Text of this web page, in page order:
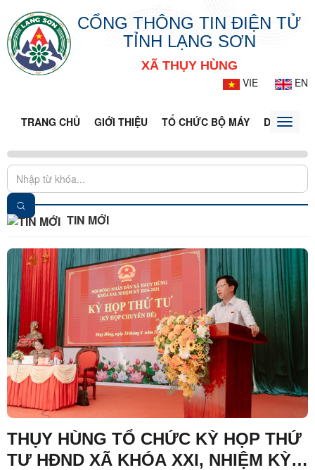
CỔNG THÔNG TIN ĐIỆN TỬ
TỈNH LẠNG SƠN
XÃ THỤY HÙNG
VIE
EN
TRANG CHỦ GIỚI THIỆU TỔ CHỨC BỘ MÁY DOANH
Toggle
TIN MỚI
THỤY HÙNG TỔ CHỨC KỲ HỌP THỨ
TƯ HĐND XÃ KHÓA XXI, NHIỆM KỲ